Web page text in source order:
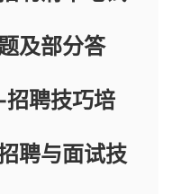
及部分答
聘技巧培
聘与面试技